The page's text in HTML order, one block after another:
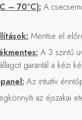
– 70°C): A
Mentse el
A 3 szintű
garantál a kézi
Az intuitív
az éjszakai